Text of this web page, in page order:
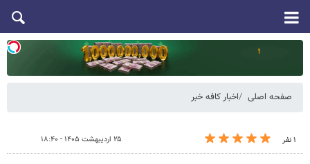
صفحه اصلی اخبار کافه خبر
۱ نفر ۲۵ اردیبهشت ۱۴۰۵ - ۱۸:۴۰